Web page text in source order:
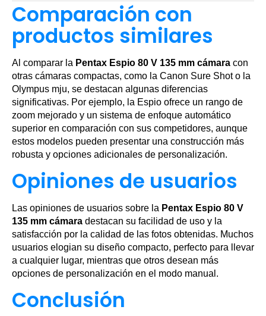
Comparación con
productos similares
Al comparar la Pentax Espio 80 V 135 mm cámara con
otras cámaras compactas, como la Canon Sure Shot o la
Olympus mju, se destacan algunas diferencias
significativas. Por ejemplo, la Espio ofrece un rango de
zoom mejorado y un sistema de enfoque automático
superior en comparación con sus competidores, aunque
estos modelos pueden presentar una construcción más
robusta y opciones adicionales de personalización.
Opiniones de usuarios
Las opiniones de usuarios sobre la Pentax Espio 80 V
135 mm cámara destacan su facilidad de uso y la
satisfacción por la calidad de las fotos obtenidas. Muchos
usuarios elogian su diseño compacto, perfecto para llevar
a cualquier lugar, mientras que otros desean más
opciones de personalización en el modo manual.
Conclusión